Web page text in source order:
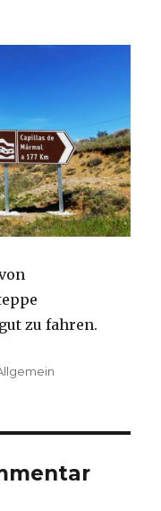
zu fahren.